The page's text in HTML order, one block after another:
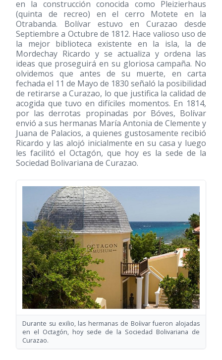
en la construcción conocida como Pleizierhaus
(quinta de recreo) en el cerro Motete en la
Otrabanda. Bolívar estuvo en Curazao desde
Septiembre a Octubre de 1812. Hace valioso uso de
la mejor biblioteca existente en la isla, la de
Mordechay Ricardo y se actualiza y ordena las
ideas que proseguirá en su gloriosa campaña. No
olvidemos que antes de su muerte, en carta
fechada el 11 de Mayo de 1830 señaló la posibilidad
de retirarse a Curazao, lo que justifica la calidad de
acogida que tuvo en difíciles momentos. En 1814,
por las derrotas propinadas por Bóves, Bolívar
envió a sus hermanas María Antonia de Clemente y
Juana de Palacios, a quienes gustosamente recibió
Ricardo y las alojó inicialmente en su casa y luego
les facilitó el Octagón, que hoy es la sede de la
Sociedad Bolivariana de Curazao.
Durante su exilio, las hermanas de Boíivar fueron alojadas
en el Octagón, hoy sede de la Sociedad Bolivariana de
Curazao.